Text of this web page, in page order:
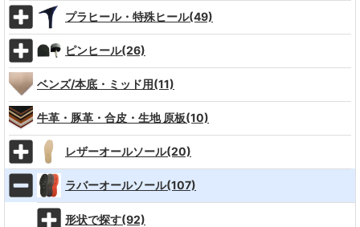
プラヒール・特殊ヒール(49)
ピンヒール(26)
ベンズ/本底・ミッド用(11)
牛革・豚革・合皮・生地 原板(10)
レザーオールソール(20)
ラバーオールソール(107)
形状で探す(92)